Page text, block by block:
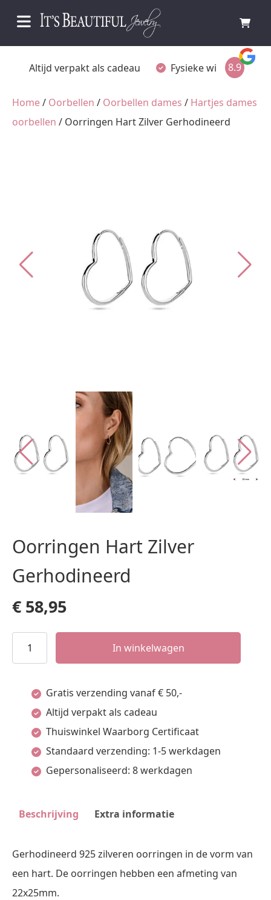
Fysieke winkel in Ommen Gratis achteraf
8.9
Home/ Oorbellen / Oorbellen dames / Hartjes dames
oorbellen / Oorringen Hart Zilver Gerhodineerd
Oorringen Hart Zilver
Gerhodineerd
€ 58,95
Oorringen
Hart
Gerhodineerd
aantal
In winkelwagen
Gratis verzending vanaf € 50,-
Altijd verpakt als cadeau
Thuiswinkel Waarborg Certificaat
Standaard verzending: 1-5 werkdagen
Gepersonaliseerd: 8 werkdagen
Beschrijving Extra informatie
Gerhodineerd 925 zilveren oorringen in de vorm van
een hart. De oorringen hebben een afmeting van
22x25mm.